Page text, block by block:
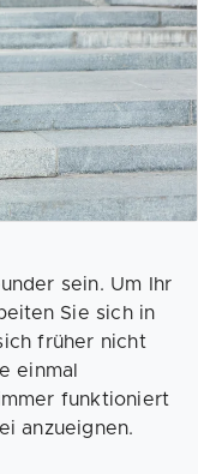
sein. Um Ihr
Sie sich in
früher nicht
einmal
funktioniert
anzueignen.